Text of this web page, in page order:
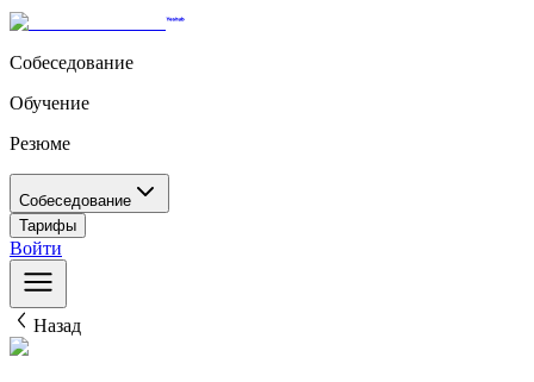
Собеседование
Обучение
Резюме
Собеседование
Тарифы
Войти
Назад